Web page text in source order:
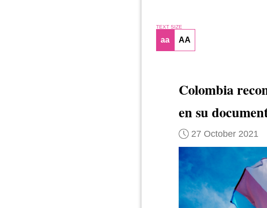
TEXT SIZE
aa AA
Colombia
en su
27 October 2021